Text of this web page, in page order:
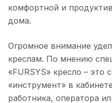
комфортной и
дома.
Огромное внимание
креслам. По мнению
«FURSYS» кресло –
«инструмент» в
работника, оператора